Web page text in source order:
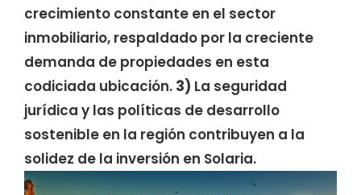
crecimiento constante en el sector
inmobiliario, respaldado por la creciente
demanda de propiedades en esta
codiciada ubicación. 3) La seguridad
jurídica y las políticas de desarrollo
sostenible en la región contribuyen a la
solidez de la inversión en Solaria.